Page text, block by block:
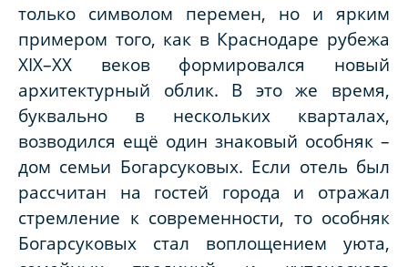
только символом перемен, но и ярким
примером того, как в Краснодаре рубежа
XIX–XX веков формировался новый
архитектурный облик. В это же время,
буквально в нескольких кварталах,
возводился ещё один знаковый особняк –
дом семьи Богарсуковых. Если отель был
рассчитан на гостей города и отражал
стремление к современности, то особняк
Богарсуковых стал воплощением уюта,